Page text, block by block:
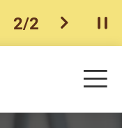
上一个
2/2 下一个开
目